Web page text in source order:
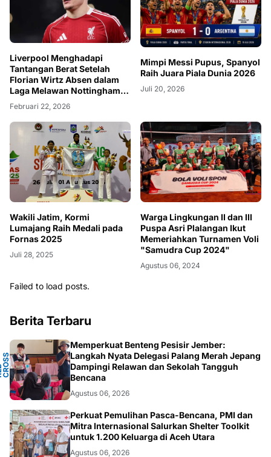
Liverpool Menghadapi
Tantangan Berat Setelah
Florian Wirtz Absen dalam
Laga Melawan Nottingham
Forest
Februari 22, 2026
Mimpi Messi Pupus, Spanyol
Raih Juara Piala Dunia 2026
Juli 20, 2026
Wakili Jatim, Kormi
Lumajang Raih Medali pada
Fornas 2025
Juli 28, 2025
Warga Lingkungan II dan III
Puspa Asri Plalangan Ikut
Memeriahkan Turnamen Voli
"Samudra Cup 2024"
Agustus 06, 2024
Failed to load posts.
Berita Terbaru
N
S
TY
Memperkuat Benteng Pesisir Jember:
Langkah Nyata Delegasi Palang Merah Jepang
Dampingi Relawan dan Sekolah Tangguh
Bencana
Agustus 06, 2026
ACEH
Perkuat Pemulihan Pasca-Bencana, PMI dan
Mitra Internasional Salurkan Shelter Toolkit
untuk 1.200 Keluarga di Aceh Utara
Agustus 06, 2026